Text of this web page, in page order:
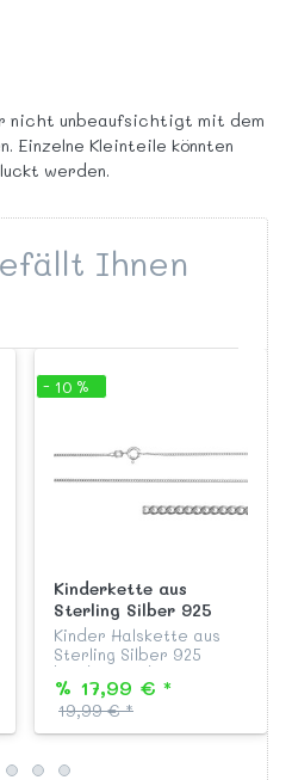
nicht unbeaufsichtigt mit dem
Einzelne Kleinteile könnten
werden.
Ihnen
- 10 %
Kinderkette aus
Sterling Silber 925
Panzer 36 cm
Kinder Halskette aus
Sterling Silber 925
beidseitig diamantiert,
anlaufgeschützt und
garantiert nickelfrei,
Modell "Flachpanzer" 36
Federringve...
% 17,99 € *
19,99 € *